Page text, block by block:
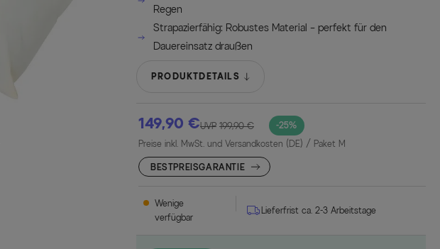
Regen
Strapazierfähig: Robustes Material – perfekt für den
Dauereinsatz draußen
PRODUKTDETAILS
149,90 € -25%
UVP 199,90 €
Preise inkl. MwSt. und Versandkosten (DE) / Paket M
BESTPREISGARANTIE
Wenige
verfügbar
Lieferfrist ca. 2-3 Arbeitstage